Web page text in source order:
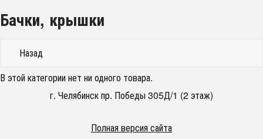
Бачки, крышки
Назад
В этой категории нет ни одного товара.
г. Челябинск пр. Победы 305Д/1 (2 этаж)
Полная версия сайта